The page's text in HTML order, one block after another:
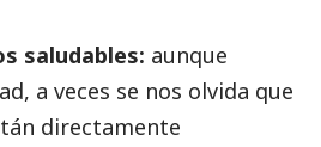
saludables: aunque
a veces se nos olvida que
directamente